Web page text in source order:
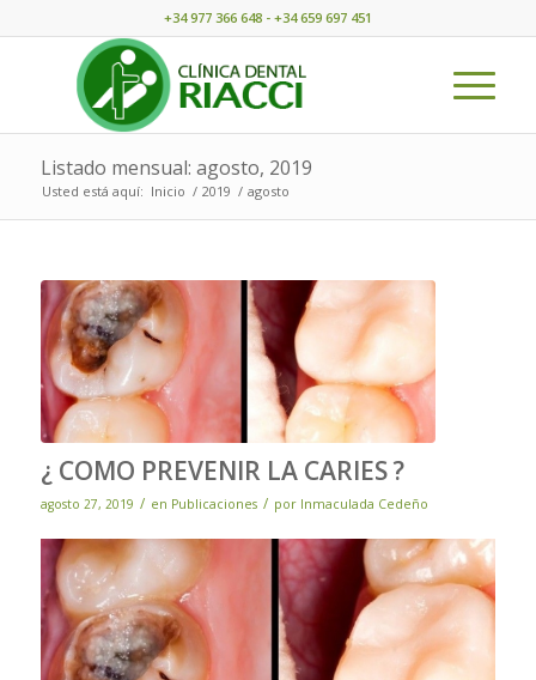
+34 977 366 648 - +34 659 697 451
Listado mensual: agosto, 2019
Usted está aquí: Inicio / 2019 / agosto
¿ COMO PREVENIR LA CARIES ?
agosto 27, 2019 / en Publicaciones / por Inmaculada Cedeño